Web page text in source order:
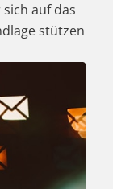
auf das
stützen